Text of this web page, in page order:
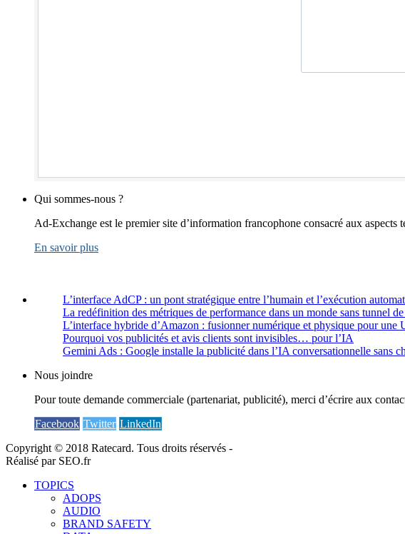
Qui sommes-nous ?
Ad-Exchange est le premier site d’information francophone consacré aux aspects
En savoir plus
L’interface AdCP : un pont stratégique entre l’humain et l’exécution
La redéfinition des métriques de performance dans un monde sans tunnel
L’interface hybride d’Amazon : fusionner numérique et physique pour une
Pourquoi vos publicités et avis clients sont invisibles… pour l’IA
Gemini Ads : Google installe la publicité dans l’IA conversationnelle sans
Nous joindre
Pour toute demande commerciale (partenariat, publicité), merci d’écrire aux
Facebook Twitter LinkedIn
Copyright © 2018 Ratecard. Tous droits réservés -
Réalisé par SEO.fr
TOPICS
ADOPS
AUDIO
BRAND SAFETY